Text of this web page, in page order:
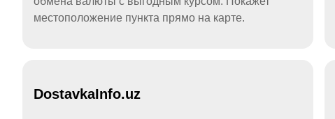
местоположение пункта прямо на карте.
DostavkaInfo.uz